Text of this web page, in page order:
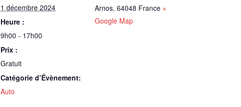
1 décembre 2024
Heure :
9h00 - 17h00
Prix :
Gratuit
Catégorie d’Évènement:
Auto
Arnos, 64048 France +
Google Map